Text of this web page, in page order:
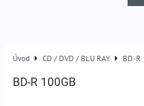
Úvod CD / DVD / BLU RAY BD-R
BD-R 100GB